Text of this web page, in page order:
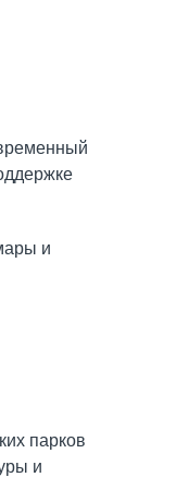
и
парков
и